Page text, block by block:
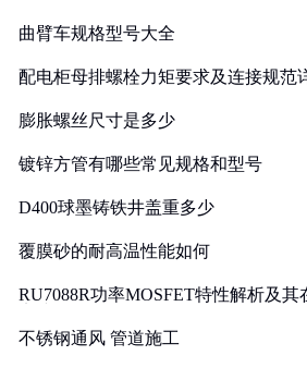
曲臂车规格型号大全
配电柜母排螺栓力矩要求及连接规范
膨胀螺丝尺寸是多少
镀锌方管有哪些常见规格和型号
D400球墨铸铁井盖重多少
覆膜砂的耐高温性能如何
RU7088R功率MOSFET特性解析及
不锈钢通风 管道施工